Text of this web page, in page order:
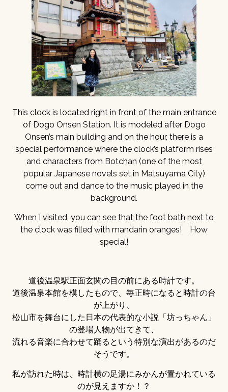
This clock is located right in front of the main entrance
of Dogo Onsen Station. It is modeled after Dogo
Onsen’s main building and on the hour, there is a
special performance where the clock’s platform rises
and characters from Botchan (one of the most
popular Japanese novels set in Matsuyama City)
come out and dance to the music played in the
background.
When I visited, you can see that the foot bath next to
the clock was filled with mandarin oranges! How
special!
道後温泉駅正面玄関の目の前にある時計です。
道後温泉本館を模したもので、毎正時になると時計の台
が上がり、
松山市を舞台にした日本の代表的な小説「坊っちゃん」
の登場人物が出てきて、
流れる音楽に合わせて踊るという特別な演出があるのだ
そうです。
私が訪れた時は、時計横の足湯にみかんが置かれている
のが見えますか！？